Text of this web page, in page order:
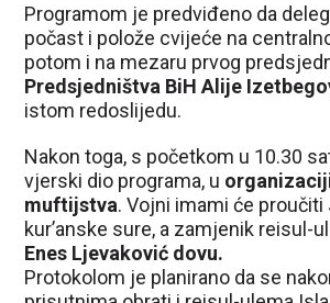
Programom je predviđeno da
počast i polože cvijeće na
potom i na mezaru prvog
Predsjedništva BiH Alije
istom redoslijedu.
Nakon toga, s početkom u 10.30
vjerski dio programa, u
muftijstva. Vojni imami će proučiti
kur’anske sure, a zamjenik reisul-
Enes Ljevaković dovu.
Protokolom je planirano da se